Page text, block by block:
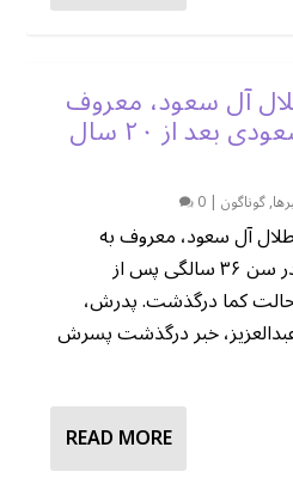
آل سعود، معروف
به شاهزاده خواب سعودی بعد از ۲۰ سال
,گوناگون |
0
طلال آل سعود، معروف به
“شاهزاده خواب” سعودی، در سن ۳۶ سالگی پس از
۲۰ سال در حالت کما درگذشت. پدرش،
خبر درگذشت پسرش
READ MORE